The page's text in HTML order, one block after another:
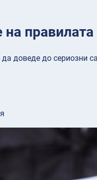
доведе до сериозни